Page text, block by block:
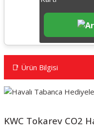
📑 Ürün Bilgisi
KWC Tokarev CO2